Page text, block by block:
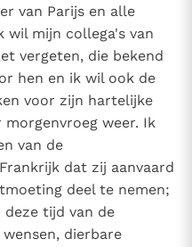
van Parijs en alle
wil mijn collega's van
vergeten, die bekend
hen en ik wil ook de
voor zijn hartelijke
weer. Ik
van de
dat zij aanvaard
deel te nemen;
tijd van de
dierbare